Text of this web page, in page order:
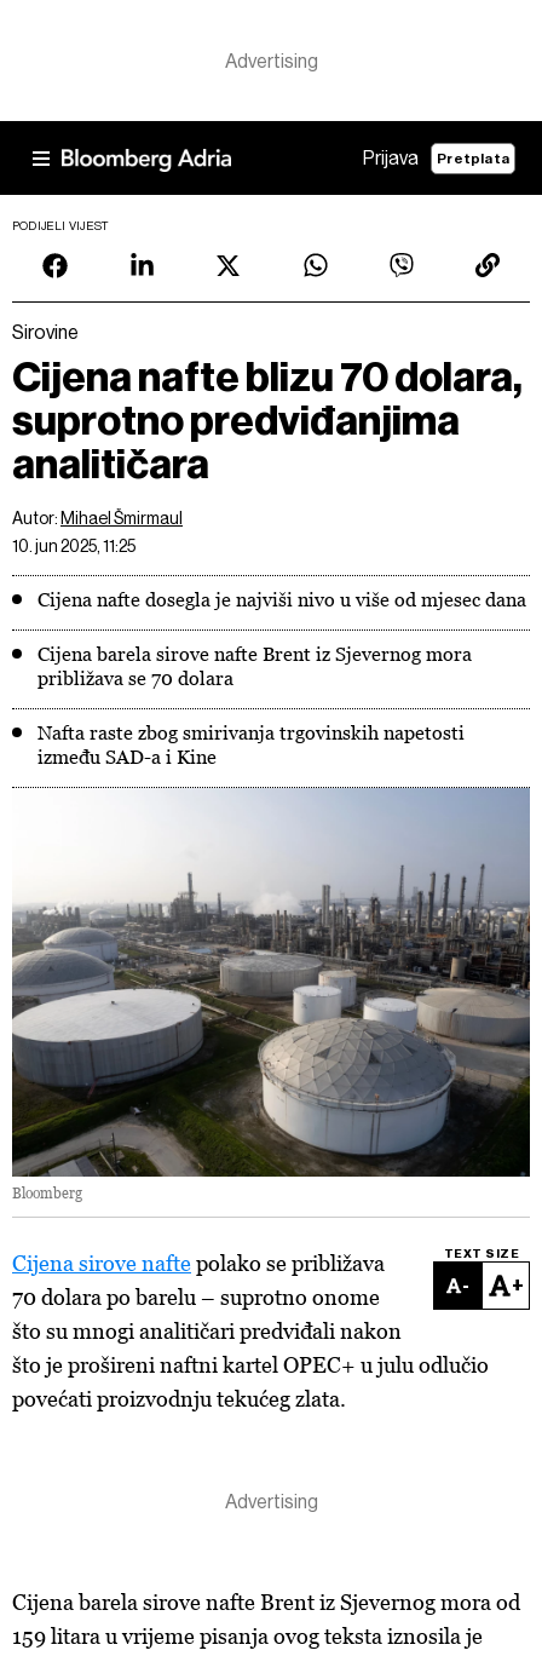
Prijava Pretplata
PODIJELI VIJEST
Sirovine
Cijena nafte blizu 70 dolara,
suprotno predviđanjima
analitičara
Autor: Mihael Šmirmaul
10. jun 2025, 11:25
Cijena nafte dosegla je najviši nivo u više od mjesec dana
Cijena barela sirove nafte Brent iz Sjevernog mora
približava se 70 dolara
Nafta raste zbog smirivanja trgovinskih napetosti
između SAD-a i Kine
Bloomberg
TEXT SIZE
- +
Cijena sirove naftepolako se približava
70 dolara po barelu – suprotno onome
što su mnogi analitičari predviđali nakon
što je prošireni naftni kartel OPEC+ u julu odlučio
povećati proizvodnju tekućeg zlata.
Cijena barela sirove nafte Brent iz Sjevernog mora od
159 litara u vrijeme pisanja ovog teksta iznosila je